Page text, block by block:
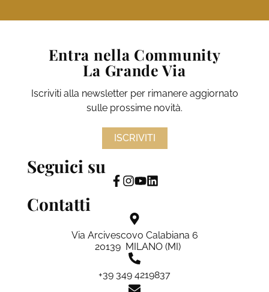
Contatti
Via Arcivescovo Calabiana 6
20139 MILANO (MI)
+39 349 4219837
Seguici su
Entra nella Community
La Grande Via
Iscriviti alla newsletter per rimanere aggiornato
sulle prossime novità.
ISCRIVITI